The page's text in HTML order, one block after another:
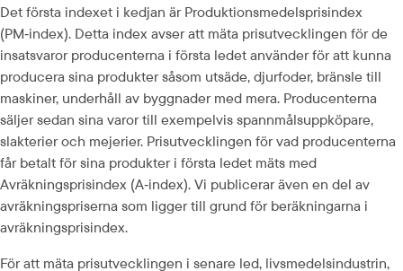
Det första indexet i kedjan är Produktionsmedelsprisindex
(PM‑index). Detta index avser att mäta prisutvecklingen för de
insatsvaror producenterna i första ledet använder för att kunna
producera sina produkter såsom utsäde, djurfoder, bränsle till
maskiner, underhåll av byggnader med mera. Producenterna
säljer sedan sina varor till exempelvis spannmålsuppköpare,
slakterier och mejerier. Prisutvecklingen för vad producenterna
får betalt för sina produkter i första ledet mäts med
Avräkningsprisindex (A‑index). Vi publicerar även en del av
avräkningspriserna som ligger till grund för beräkningarna i
avräkningsprisindex.
För att mäta prisutvecklingen i senare led, livsmedelsindustrin,